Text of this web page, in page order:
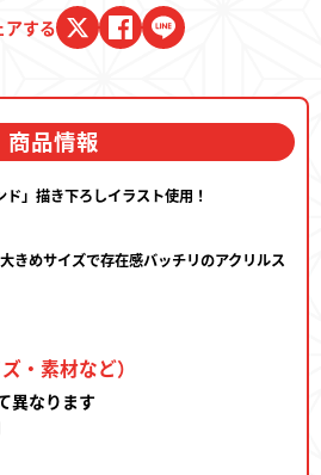
アする
商品情報
」描き下ろしイラスト使用！
きめサイズで存在感バッチリのアクリルス
・素材など）
異なります